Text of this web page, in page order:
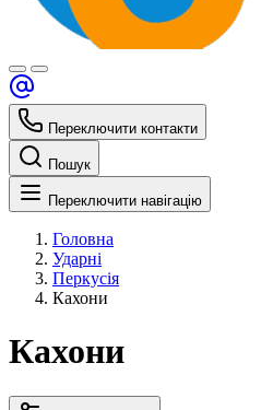
Переключити контакти
Пошук
Переключити навігацію
Головна
Ударні
Перкусія
Кахони
Кахони